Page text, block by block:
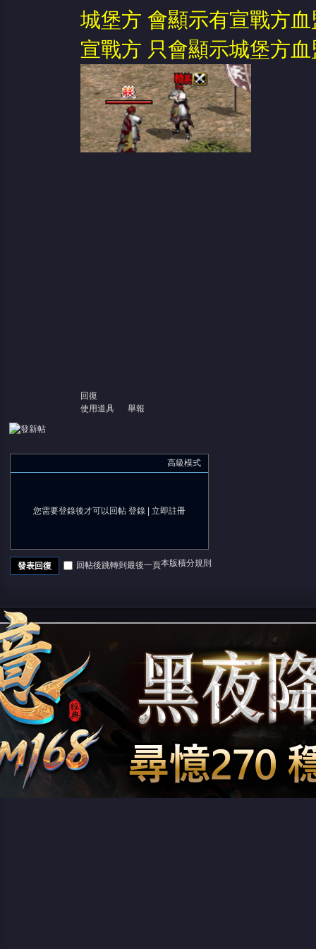
城堡方 會顯示有宣戰方
宣戰方 只會顯示城堡方
回復
使用道具
舉報
高級模式
您需要登錄後才可以回帖 登錄| 立即註冊
本版積分規則
發表回復 回帖後跳轉到最後一頁